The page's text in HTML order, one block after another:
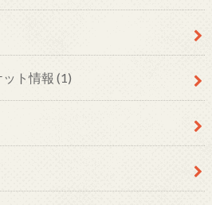
ト情報 (1)